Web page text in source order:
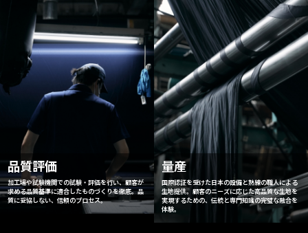
品質評価
加工場や試験機関での試験・評価を行い、顧客が
求める品質基準に適合したものづくりを徹底。品
質に妥協しない、信頼のプロセス。
量産
国際認証を受けた日本の設備と熟練の職人による
生地提供。顧客のニーズに応じた高品質な生地を
実現するための、伝統と専門知識の完璧な融合を
体験。